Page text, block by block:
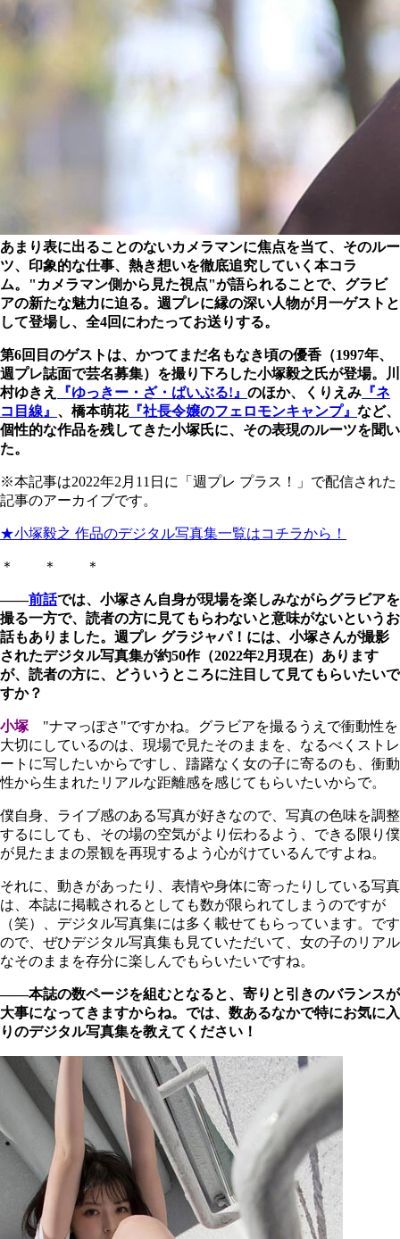
あまり表に出ることのないカメラマンに焦点を当て、そのルー
ツ、印象的な仕事、熱き想いを徹底追究していく本コラ
ム。"カメラマン側から見た視点"が語られることで、グラビ
アの新たな魅力に迫る。週プレに縁の深い人物が月一ゲストと
して登場し、全4回にわたってお送りする。
第6回目のゲストは、かつてまだ名もなき頃の優香（1997年、
週プレ誌面で芸名募集）を撮り下ろした小塚毅之氏が登場。川
村ゆきえ
『ゆっきー・ざ・ばいぶる!』 のほか、くりえみ 『ネ
コ目線』 、橋本萌花『社長令嬢のフェロモンキャンプ』 など、
個性的な作品を残してきた小塚氏に、その表現のルーツを聞い
た。
※本記事は2022年2月11日に「週プレ プラス！」で配信された
記事のアーカイブです。
★小塚毅之 作品のデジタル写真集一覧はコチラから！
＊ ＊ ＊
――前話では、小塚さん自身が現場を楽しみながらグラビアを
撮る一方で、読者の方に見てもらわないと意味がないというお
話もありました。週プレ グラジャパ！には、小塚さんが撮影
されたデジタル写真集が約50作（2022年2月現在）あります
が、読者の方に、どういうところに注目して見てもらいたいで
すか？
小塚"ナマっぽさ"ですかね。グラビアを撮るうえで衝動性を
大切にしているのは、現場で見たそのままを、なるべくストレ
ートに写したいからですし、躊躇なく女の子に寄るのも、衝動
性から生まれたリアルな距離感を感じてもらいたいからで。
僕自身、ライブ感のある写真が好きなので、写真の色味を調整
するにしても、その場の空気がより伝わるよう、できる限り僕
が見たままの景観を再現するよう心がけているんですよね。
それに、動きがあったり、表情や身体に寄ったりしている写真
は、本誌に掲載されるとしても数が限られてしまうのですが
（笑）、デジタル写真集には多く載せてもらっています。です
ので、ぜひデジタル写真集も見ていただいて、女の子のリアル
なそのままを存分に楽しんでもらいたいですね。
――本誌の数ページを組むとなると、寄りと引きのバランスが
大事になってきますからね。では、数あるなかで特にお気に入
りのデジタル写真集を教えてください！